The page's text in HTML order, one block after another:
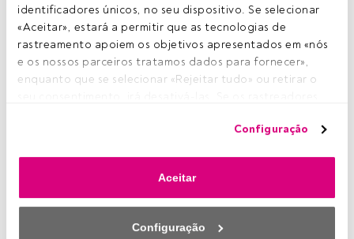
identificadores únicos, no seu dispositivo. Se selecionar
«Aceitar», estará a permitir que as tecnologias de
rastreamento apoiem os objetivos apresentados em «nós
e os nossos parceiros tratamos dados para fornecer»,
enquanto que se selecionar «Rejeitar tudo» ou retirar o
que vê poderá deixar de ser relevante para si. Pode voltar
link «Preferências de privacidade» que aparece na parte
inferior da página web (ou no ícone flutuante que se
suas opções terão efeito dentro do nosso âmbito de
Configuração
Aceitar
Configuração